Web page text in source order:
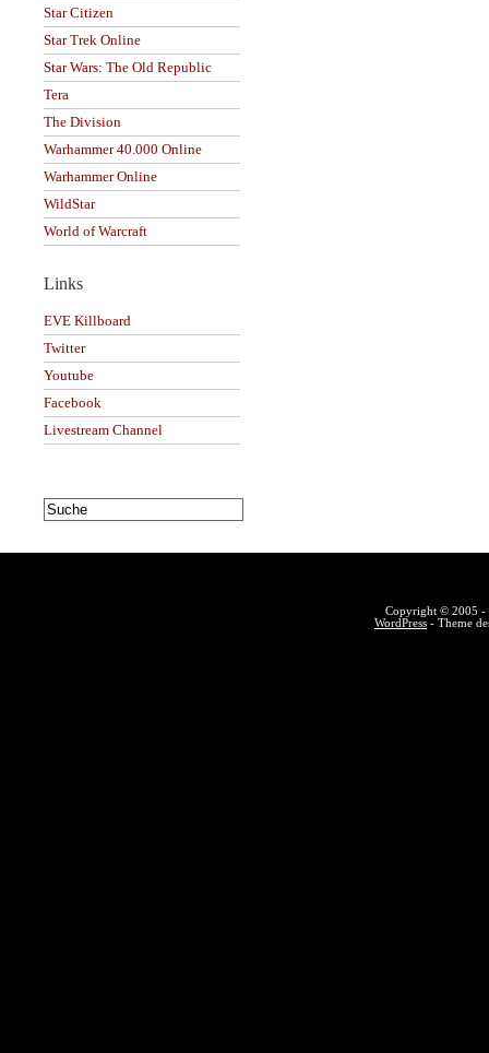
Star Citizen
Star Trek Online
Star Wars: The Old Republic
Tera
The Division
Warhammer 40.000 Online
Warhammer Online
WildStar
World of Warcraft
Links
EVE Killboard
Twitter
Youtube
Facebook
Livestream Channel
Copyright © 2005 -
WordPress - Theme